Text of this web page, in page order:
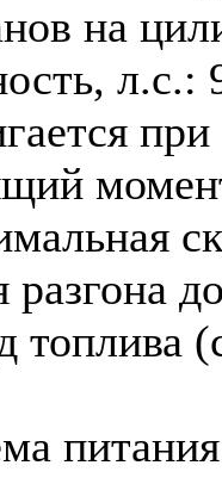
на
л.с.:
разгона
топлива